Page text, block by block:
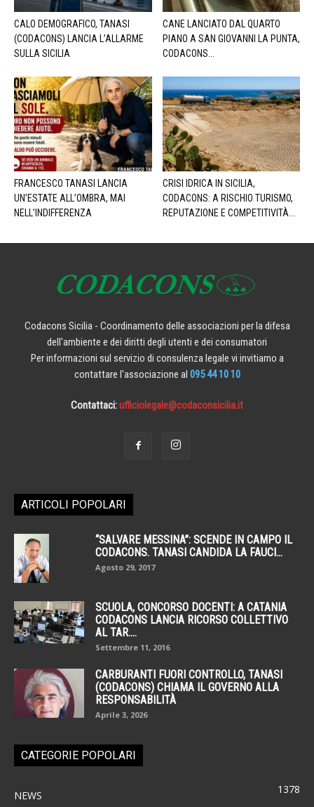
CALO DEMOGRAFICO, TANASI
(CODACONS) LANCIA L’ALLARME
SULLA SICILIA
CANE LANCIATO DAL QUARTO
PIANO A SAN GIOVANNI LA PUNTA,
CODACONS...
FRANCESCO TANASI LANCIA
UN’ESTATE ALL’OMBRA, MAI
NELL’INDIFFERENZA
CRISI IDRICA IN SICILIA,
CODACONS: A RISCHIO TURISMO,
REPUTAZIONE E COMPETITIVITÀ...
Codacons Sicilia - Coordinamento delle associazioni per la difesa
dell'ambiente e dei diritti degli utenti e dei consumatori
Per informazioni sul servizio di consulenza legale vi invitiamo a
contattare l'associazione al 095 44 10 10
Contattaci:ufficiolegale@codaconsicilia.it
ARTICOLI POPOLARI
“SALVARE MESSINA”: SCENDE IN CAMPO IL
CODACONS. TANASI CANDIDA LA FAUCI...
Agosto 29, 2017
SCUOLA, CONCORSO DOCENTI: A CATANIA
CODACONS LANCIA RICORSO COLLETTIVO
AL TAR....
Settembre 11, 2016
CARBURANTI FUORI CONTROLLO, TANASI
(CODACONS) CHIAMA IL GOVERNO ALLA
RESPONSABILITÀ
Aprile 3, 2026
CATEGORIE POPOLARI
NEWS
1378